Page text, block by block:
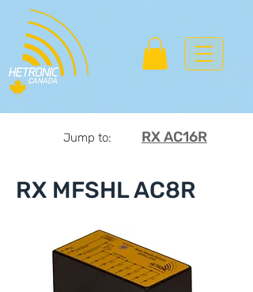
Jump to: RX AC16R
RX MFSHL AC8R